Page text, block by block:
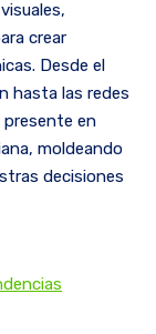
crear
Desde el
hasta las redes
presente en
moldeando
decisiones